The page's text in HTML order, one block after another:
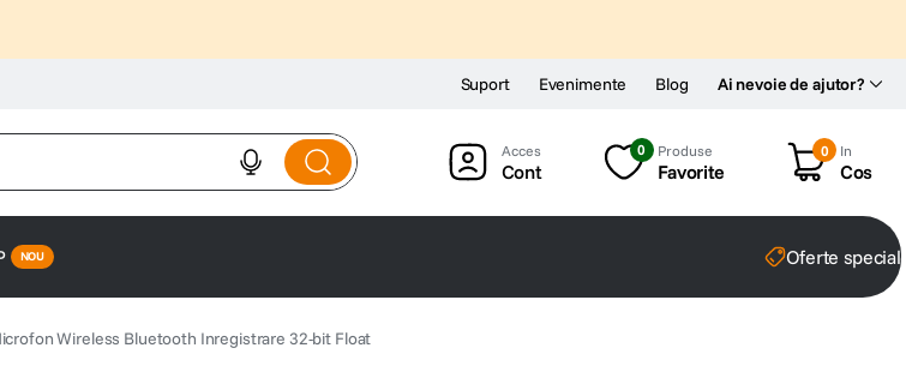
Ai nevoie de ajutor?
Suport Evenimente Blog
Cont
0 Produse
Favorite
0 In
Cos
Oferte
Wireless Bluetooth Inregistrare 32-bit Float